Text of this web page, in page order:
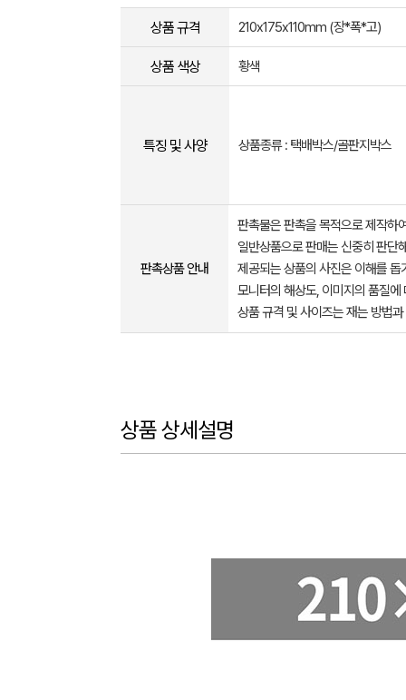
상품 규격 210x175x110mm (장*폭*고)
상품 색상 황색
특징 및 사양 상품종류 : 택배박스/골판지박스
판촉상품 안내
판촉물은 판촉을 목적으로 제작하
일반상품으로 판매는 신중히 판단
제공되는 상품의 사진은 이해를
모니터의 해상도, 이미지의 품질
상품 규격 및 사이즈는 재는 방법
상품 상세설명